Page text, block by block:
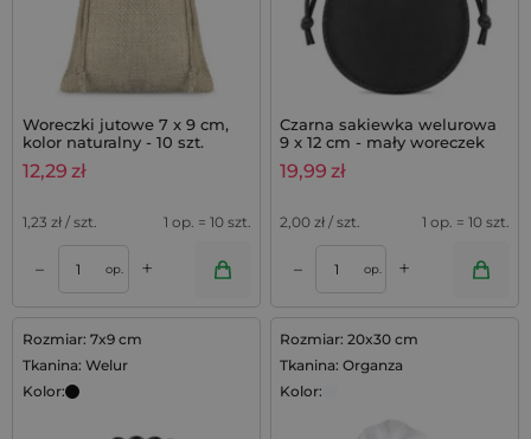
Woreczki jutowe 7 x 9 cm,
kolor naturalny - 10 szt.
12,29 zł
1,23 zł / szt. 1 op. = 10 szt.
– op. +
Czarna sakiewka welurowa
9 x 12 cm - mały woreczek
premium
19,99 zł
2,00 zł / szt. 1 op. = 10 szt.
– op. +
Rozmiar: 7x9 cm
Tkanina: Welur
Kolor:
Rozmiar: 20x30 cm
Tkanina: Organza
Kolor: